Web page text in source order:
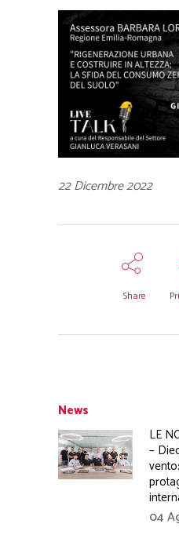
22 Dicembre 2022
Share
News
LE
–
04